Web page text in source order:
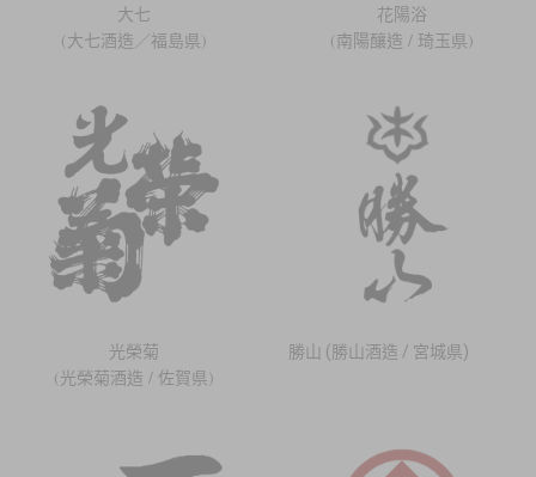
大七
(大七酒造／福島県)
花陽浴
(南陽釀造 / 琦玉県)
光榮菊
(光榮菊酒造 / 佐賀県)
勝山 (勝山酒造 / 宮城県)